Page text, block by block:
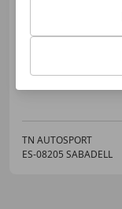
TN AUTOSPORT
ES-08205 SABADELL